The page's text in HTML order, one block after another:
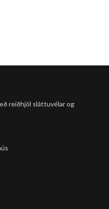
reiðhjól sláttuvélar og